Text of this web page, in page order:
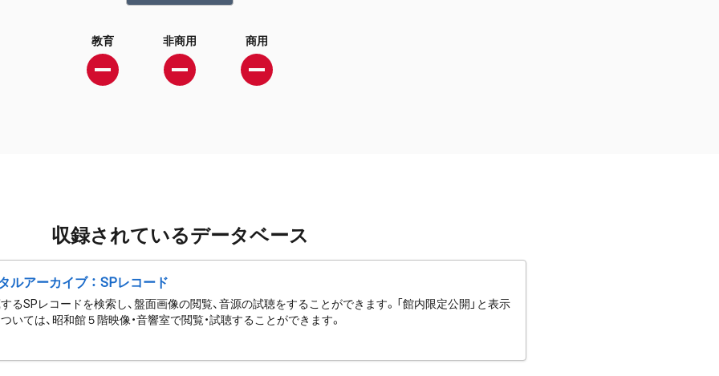
教育 非商用 商用
収録されているデータベース
ルアーカイブ ： SPレコード
るSPレコードを検索し、盤面画像の閲覧、音源の試聴をすることができます。「館内限定公開」と表示
いては、昭和館５階映像・音響室で閲覧・試聴することができます。